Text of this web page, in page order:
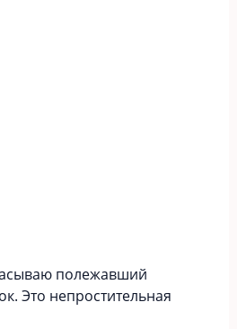
полежавший
Это непростительная